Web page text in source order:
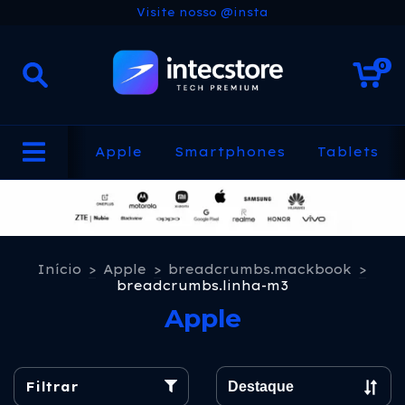
Visite nosso @insta
0
Apple Smartphones Tablets
Início > Apple > breadcrumbs.mackbook >
breadcrumbs.linha-m3
Apple
Filtrar